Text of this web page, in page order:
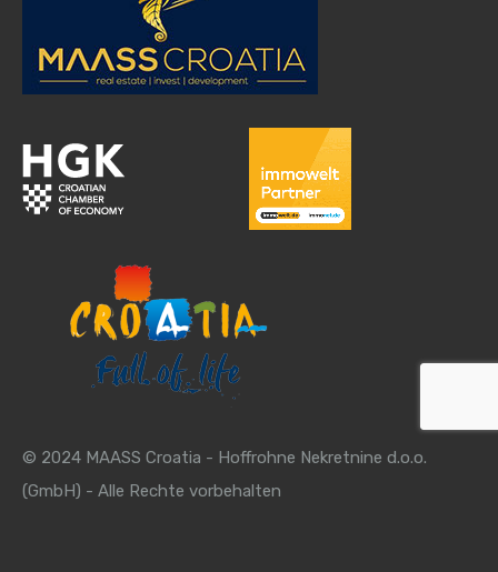
© 2024 MAASS Croatia - Hoffrohne Nekretnine d.o.o.
(GmbH) - Alle Rechte vorbehalten